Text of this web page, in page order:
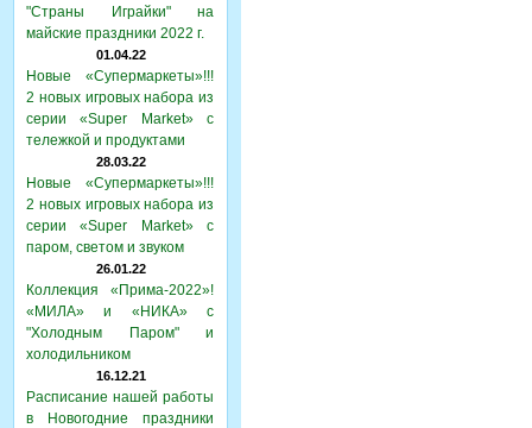
"Страны Играйки" на
майские праздники 2022 г.
01.04.22
Новые «Супермаркеты»!!!
2 новых игровых набора из
серии «Super Market» с
тележкой и продуктами
28.03.22
Новые «Супермаркеты»!!!
2 новых игровых набора из
серии «Super Market» с
паром, светом и звуком
26.01.22
Коллекция «Прима-2022»!
«МИЛА» и «НИКА» с
"Холодным Паром" и
холодильником
16.12.21
Расписание нашей работы
в Новогодние праздники